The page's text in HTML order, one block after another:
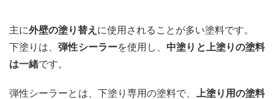
主に外壁の塗り替え に使用されることが多い塗料です。
下塗りは、弾性シーラーを使用し、 中塗りと上塗りの塗料
は一緒です。
弾性シーラーとは、下塗り専用の塗料で、
上塗り用の塗料